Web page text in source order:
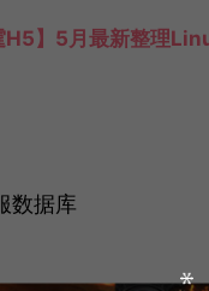
H5】5月最新整理
数据库